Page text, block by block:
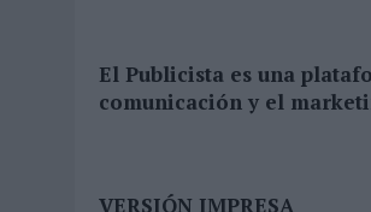
El Publicista es una
comunicación y el
VERSIÓN IMPRESA